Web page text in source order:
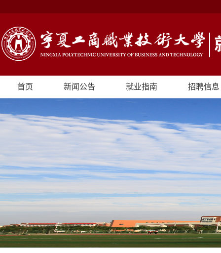
首页 新闻公告 就业指南 招聘信息